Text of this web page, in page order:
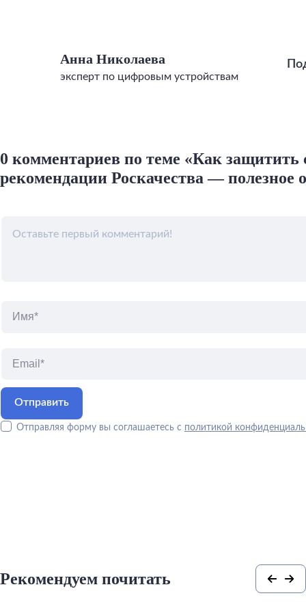
Анна Николаева
эксперт по цифровым устройствам
0 комментариев по теме «Как защитить
рекомендации Роскачества — полезное
Отправляя форму вы соглашаетесь с политикой
Рекомендуем почитать